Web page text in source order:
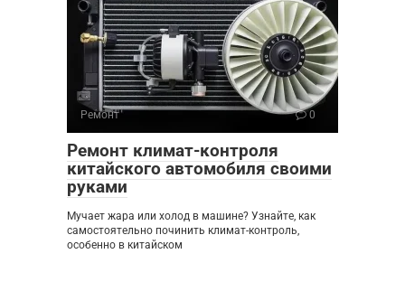
Ремонт 0
Ремонт климат-контроля
китайского автомобиля своими
руками
Мучает жара или холод в машине? Узнайте, как
самостоятельно починить климат-контроль,
особенно в китайском